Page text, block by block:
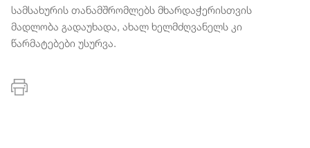
სამსახურის თანამშრომლებს მხარდაჭერისთვის
მადლობა გადაუხადა, ახალ ხელმძღვანელს კი
წარმატებები უსურვა.